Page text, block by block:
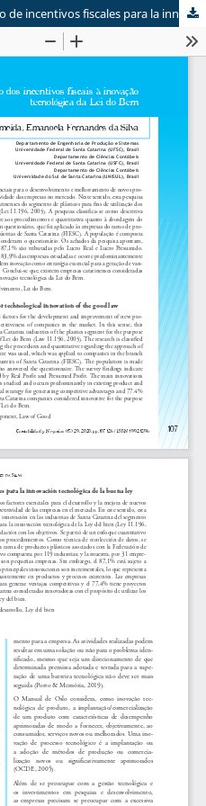
Industrias innovadoras y el uso de incentivos fiscales para la innovación tecnológica de la buena ley